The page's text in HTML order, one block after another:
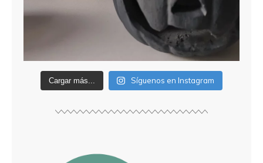
Cargar más... Síguenos en Instagram